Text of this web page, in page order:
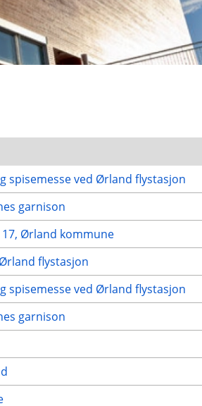
spisemesse ved Ørland flystasjon
garnison
17, Ørland kommune
flystasjon
spisemesse ved Ørland flystasjon
garnison